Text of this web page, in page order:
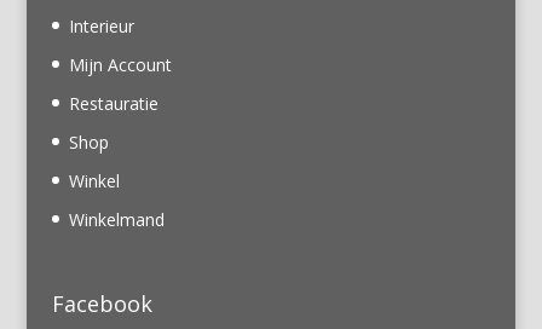
Interieur
Mijn Account
Restauratie
Shop
Winkel
Winkelmand
Facebook